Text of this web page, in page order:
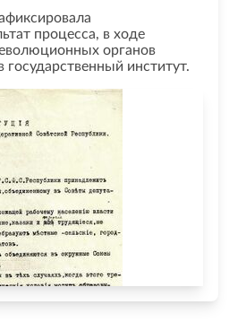
процесса, в ходе
органов
государственный институт.